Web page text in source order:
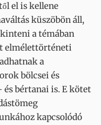
el is kellene
küszöbön áll,
a témában
elmélettörténeti
a
bölcsei és
bértanai is. E kötet
kapcsolódó